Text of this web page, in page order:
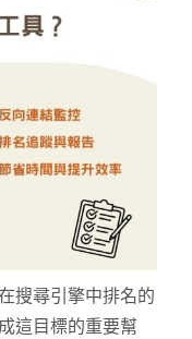
搜尋引擎中排名的
這目標的重要幫